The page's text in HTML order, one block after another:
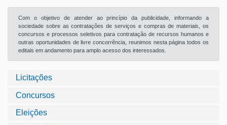
Licitações
Concursos
Eleições
Com o objetivo de atender ao princípio da publicidade, informando a
sociedade sobre as contratações de serviços e compras de materiais, os
concursos e processos seletivos para contratação de recursos humanos e
outras oportunidades de livre concorrência, reunimos nesta página todos os
editais em andamento para amplo acesso dos interessados.